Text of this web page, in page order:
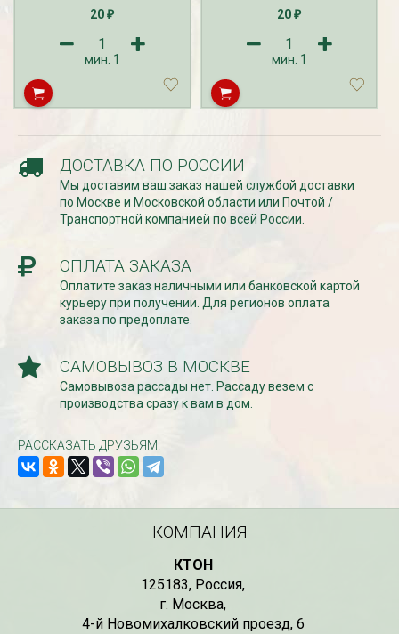
в контейнере p9
340
СКИДКИ 15 % НА ДУГИ, ЗАБОРЫ,
Скидки 15% !!! При заказе
товаров на сумму от 1000 руб. с
16 марта по 31 марта 2024...
БЕСПЛАТНАЯ
марта по 10...
20₽
мин. 1
20₽
мин. 1
ДОСТАВКА ПО РОССИИ
Мы доставим ваш заказ нашей службой доставки
по Москве и Московской области или Почтой /
Транспортной компанией по всей России.
ОПЛАТА ЗАКАЗА
Оплатите заказ наличными или банковской картой
курьеру при получении. Для регионов оплата
заказа по предоплате.
САМОВЫВОЗ В МОСКВЕ
Самовывоза рассады нет. Рассаду везем с
производства сразу к вам в дом.
РАССКАЗАТЬ ДРУЗЬЯМ!
КОМПАНИЯ
КТОН
125183, Россия,
г. Москва,
4-й Новомихалковский проезд, 6